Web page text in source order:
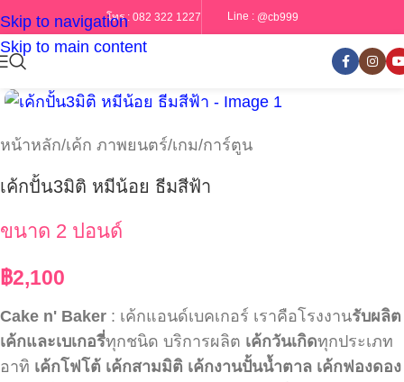
Skip to navigation
Skip to main content
โทร : 082 322 1227 Line : @cb999
หน้าหลัก/เค้ก ภาพยนตร์/เกม/การ์ตูน
เค้กปั้น3มิติ หมีน้อย ธีมสีฟ้า
ขนาด 2 ปอนด์
฿2,100
Cake n' Baker : เค้กแอนด์เบคเกอร์ เราคือโรงงานรับผลิต
เค้กและเบเกอรี่ทุกชนิด บริการผลิต เค้กวันเกิดทุกประเภท
อาทิ เค้กโฟโต้ เค้กสามมิติ เค้กงานปั้นน้ำตาล เค้กฟองดอง